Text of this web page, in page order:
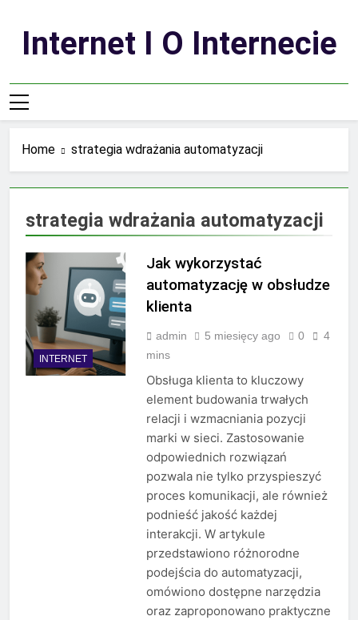
contentInternet I O Internecie
Home strategia wdrażania automatyzacji
strategia wdrażania automatyzacji
INTERNET
Jak wykorzystać
automatyzację w obsłudze
klienta
admin 5 miesięcy ago 0
4
mins
Obsługa klienta to kluczowy
element budowania trwałych
relacji i wzmacniania pozycji
marki w sieci. Zastosowanie
odpowiednich rozwiązań
pozwala nie tylko przyspieszyć
proces komunikacji, ale również
podnieść jakość każdej
interakcji. W artykule
przedstawiono różnorodne
podejścia do automatyzacji,
omówiono dostępne narzędzia
oraz zaproponowano praktyczne